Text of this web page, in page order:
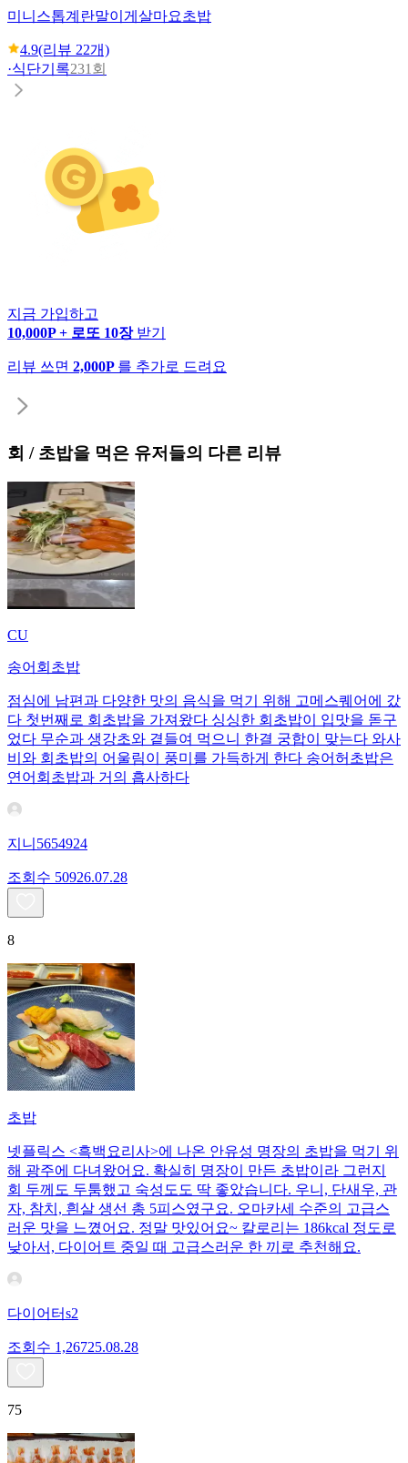
미니스톱계란말이게살마요초밥
4.9(리뷰 22개)
·식단기록231회
지금 가입하고
10,000P + 로또 10장 받기
리뷰 쓰면 2,000P 를 추가로 드려요
회 / 초밥을 먹은 유저들의 다른 리뷰
CU
송어회초밥
점심에 남편과 다양한 맛의 음식을 먹기 위해 고메스퀘어에 갔
다 첫번째로 회초밥을 가져왔다 싱싱한 회초밥이 입맛을 돋구
었다 무순과 생강초와 곁들여 먹으니 한결 궁합이 맞는다 와사
비와 회초밥의 어울림이 풍미를 가득하게 한다 송어허초밥은
연어회초밥과 거의 흡사하다
지니5654924
조회수 50926.07.28
8
초밥
넷플릭스 <흑백요리사>에 나온 안유성 명장의 초밥을 먹기 위
해 광주에 다녀왔어요. 확실히 명장이 만든 초밥이라 그런지
회 두께도 두툼했고 숙성도도 딱 좋았습니다. 우니, 단새우, 관
자, 참치, 흰살 생선 총 5피스였구요. 오마카세 수준의 고급스
러운 맛을 느꼈어요. 정말 맛있어요~ 칼로리는 186kcal 정도로
낮아서, 다이어트 중일 때 고급스러운 한 끼로 추천해요.
다이어터s2
조회수 1,26725.08.28
75